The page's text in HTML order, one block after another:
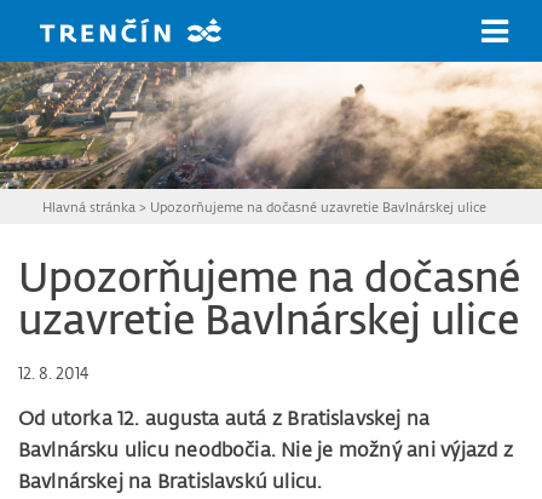
Hlavná stránka > Upozorňujeme na dočasné uzavretie Bavlnárskej ulice
Upozorňujeme na dočasné
uzavretie Bavlnárskej ulice
12. 8. 2014
Od utorka 12. augusta autá z Bratislavskej na
Bavlnársku ulicu neodbočia. Nie je možný ani výjazd z
Bavlnárskej na Bratislavskú ulicu.